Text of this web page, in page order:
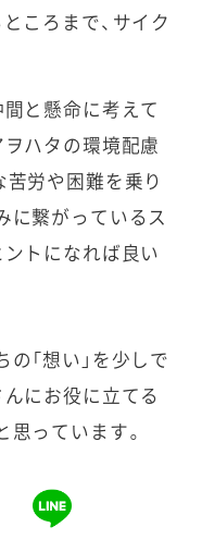
ころまで、サイク
と懸命に考えて
ハタの環境配慮
苦労や困難を乗り
に繋がっているス
ントになれば良い
「想い」を少しで
にお役に立てる
っています。